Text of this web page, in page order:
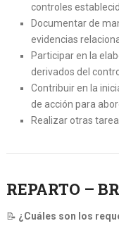
controles
Documentar de
evidencias
Participar en la
derivados del
Contribuir en la
de acción para
Realizar otras
REPARTO –
📝 ¿Cuáles son los